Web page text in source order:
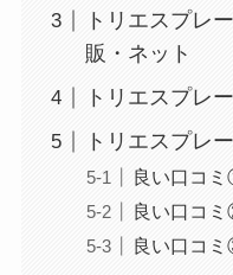
トリエスプレ
販・ネット
トリエスプレ
トリエスプレ
良い口コ
良い口コ
良い口コ